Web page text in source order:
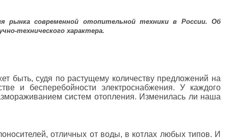
рынка современной отопительной техники в России. Об
технического характера.
быть, судя по растущему количеству предложений на
и бесперебойности электроснабжения. У каждого
систем отопления. Изменилась ли наша
отличных от воды, в котлах любых типов. И